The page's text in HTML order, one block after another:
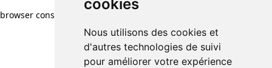
cookies
Nous utilisons des cookies et
d'autres technologies de suivi
pour améliorer votre expérience
browser console for more information)